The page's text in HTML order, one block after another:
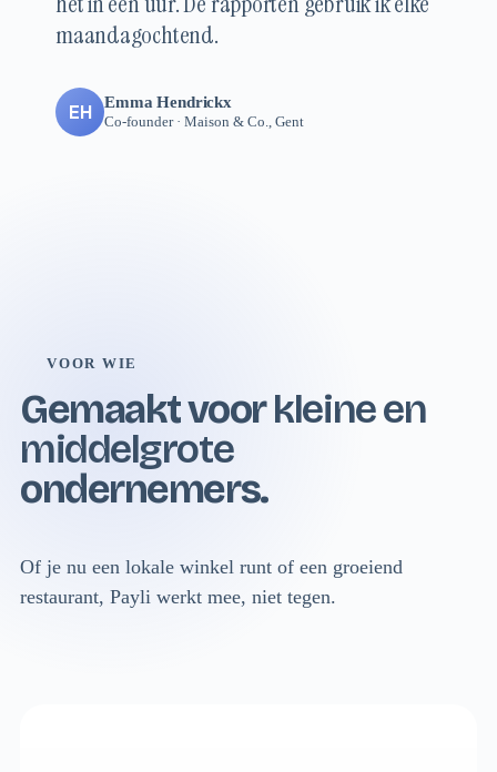
maandagochtend.
EH Emma Hendrickx
Co-founder · Maison & Co., Gent
VOOR WIE
Gemaakt voorkleine en
middelgrote
ondernemers.
Of je nu een lokale winkel runt of een groeiend
restaurant, Payli werkt mee, niet tegen.